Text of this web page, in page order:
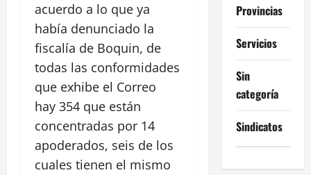
acuerdo a lo que ya
había denunciado la
fiscalía de Boquin, de
todas las conformidades
que exhibe el Correo
hay 354 que están
concentradas por 14
apoderados, seis de los
cuales tienen el mismo
Provincias
Servicios
Sin
categoría
Sindicatos